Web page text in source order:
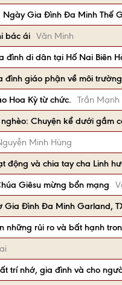
Gia Đình Đa Minh Thế
bác ái Văn Minh
đình di dân tại Hố Nai Biên
giáo phận về môi trường
Hoa Kỳ từ chức.
Trần Mạnh
Chuyện kể dưới gầm
Minh Hùng
động và chia tay cha Linh
Giêsu mừng bổn mạng
Gia Đình Đa Minh Garland,
những rủi ro và bất hạnh
trí nhớ, gia đình và cho